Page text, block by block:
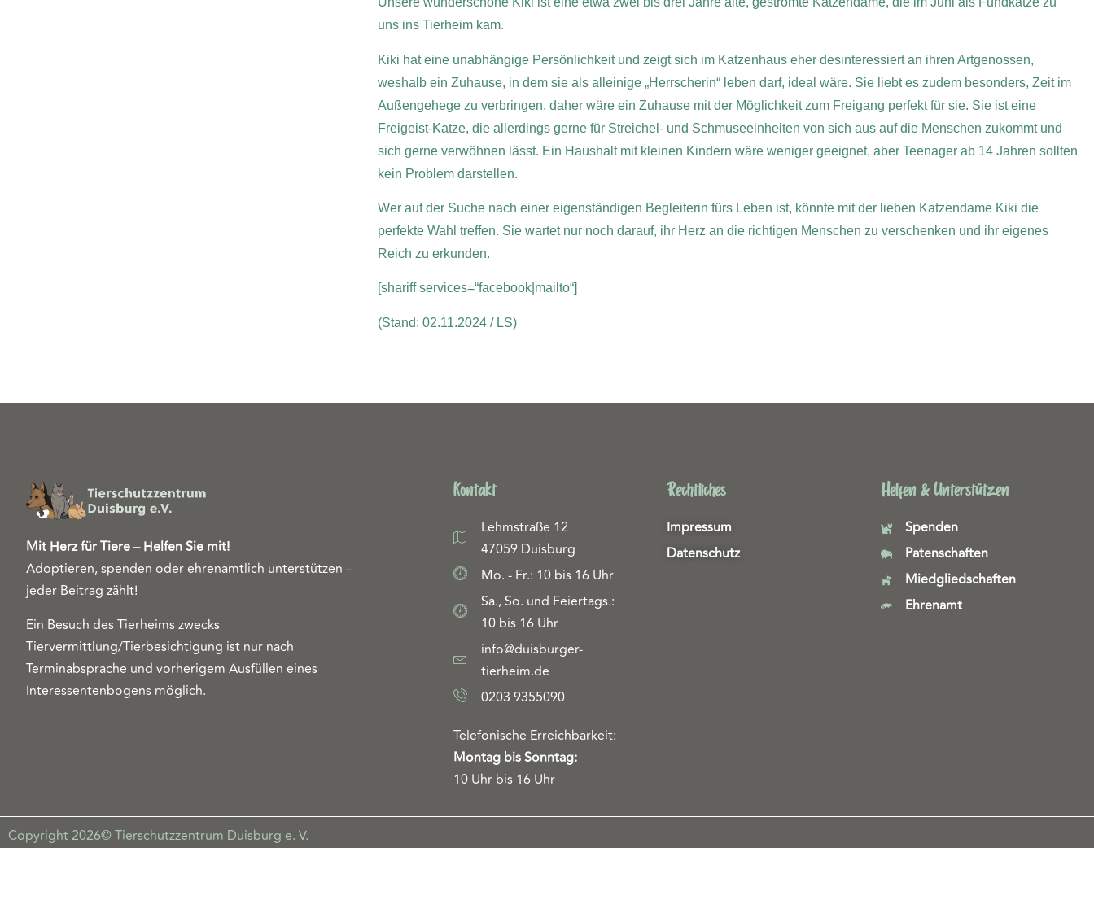
uns ins Tierheim kam.
Kiki hat eine unabhängige Persönlichkeit und zeigt sich im Katzenhaus eher desinteressiert an ihren Artgenossen,
weshalb ein Zuhause, in dem sie als alleinige „Herrscherin“ leben darf, ideal wäre. Sie liebt es zudem besonders, Zeit im
Außengehege zu verbringen, daher wäre ein Zuhause mit der Möglichkeit zum Freigang perfekt für sie. Sie ist eine
Freigeist-Katze, die allerdings gerne für Streichel- und Schmuseeinheiten von sich aus auf die Menschen zukommt und
sich gerne verwöhnen lässt. Ein Haushalt mit kleinen Kindern wäre weniger geeignet, aber Teenager ab 14 Jahren sollten
kein Problem darstellen.
Wer auf der Suche nach einer eigenständigen Begleiterin fürs Leben ist, könnte mit der lieben Katzendame Kiki die
perfekte Wahl treffen. Sie wartet nur noch darauf, ihr Herz an die richtigen Menschen zu verschenken und ihr eigenes
Reich zu erkunden.
[shariff services=“facebook|mailto“]
(Stand: 02.11.2024 / LS)
Mit Herz für Tiere – Helfen Sie mit!
Adoptieren, spenden oder ehrenamtlich unterstützen –
jeder Beitrag zählt!
Ein Besuch des Tierheims zwecks
Tiervermittlung/Tierbesichtigung ist nur nach
Terminabsprache und vorherigem Ausfüllen eines
Interessentenbogens möglich.
Kontakt
Lehmstraße 12
47059 Duisburg
Mo. - Fr.: 10 bis 16 Uhr
Sa., So. und Feiertags.:
10 bis 16 Uhr
info@duisburger-
tierheim.de
0203 9355090
Telefonische Erreichbarkeit:
Montag bis Sonntag:
10 Uhr bis 16 Uhr
Rechtliches
Impressum
Datenschutz
Helfen & Unterstützen
Spenden
Patenschaften
Miedgliedschaften
Ehrenamt
Copyright 2026© Tierschutzzentrum Duisburg e. V.